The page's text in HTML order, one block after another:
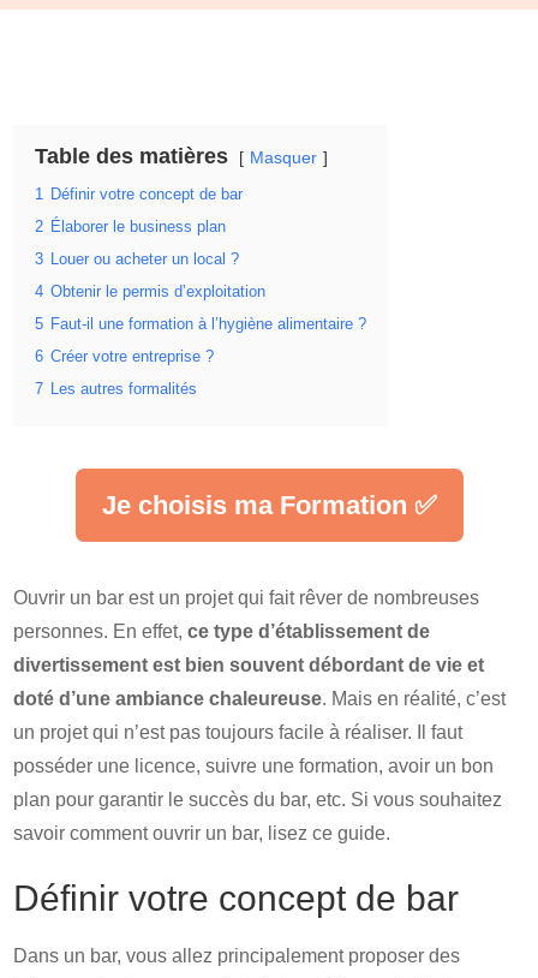
Table des matières Masquer
1 Définir votre concept de bar
2 Élaborer le business plan
3 Louer ou acheter un local ?
4 Obtenir le permis d’exploitation
5 Faut-il une formation à l’hygiène alimentaire ?
6 Créer votre entreprise ?
7 Les autres formalités
Je choisis ma Formation ✅
Ouvrir un bar est un projet qui fait rêver de nombreuses
personnes. En effet,ce type d’établissement de
divertissement est bien souvent débordant de vie et
doté d’une ambiance chaleureuse. Mais en réalité, c’est
un projet qui n’est pas toujours facile à réaliser. Il faut
posséder une licence, suivre une formation, avoir un bon
plan pour garantir le succès du bar, etc. Si vous souhaitez
savoir comment ouvrir un bar, lisez ce guide.
Définir votre concept de bar
Dans un bar, vous allez principalement proposer des